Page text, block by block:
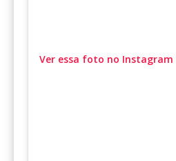
Ver essa foto no Instagram